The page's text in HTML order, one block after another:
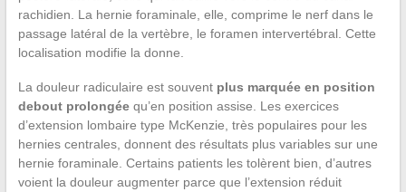
rachidien. La hernie foraminale, elle, comprime le nerf dans le
passage latéral de la vertèbre, le foramen intervertébral. Cette
localisation modifie la donne.
La douleur radiculaire est souvent plus marquée en position
debout prolongéequ’en position assise. Les exercices
d’extension lombaire type McKenzie, très populaires pour les
hernies centrales, donnent des résultats plus variables sur une
hernie foraminale. Certains patients les tolèrent bien, d’autres
voient la douleur augmenter parce que l’extension réduit